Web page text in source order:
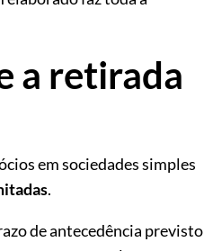
a retirada
em sociedades simples
.
de antecedência previsto